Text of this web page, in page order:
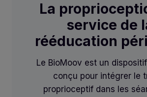
La
service de
rééducation
Le BioMoov est un
conçu pour intégrer le
proprioceptif dans les